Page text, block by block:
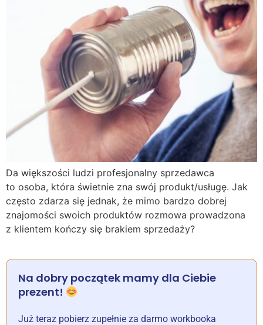
Da większości ludzi profesjonalny sprzedawca
to osoba, która świetnie zna swój produkt/usługę. Jak
często zdarza się jednak, że mimo bardzo dobrej
znajomości swoich produktów rozmowa prowadzona
z klientem kończy się brakiem sprzedaży?
Na dobry początek mamy dla Ciebie
prezent!
Już teraz pobierz zupełnie za darmo workbooka